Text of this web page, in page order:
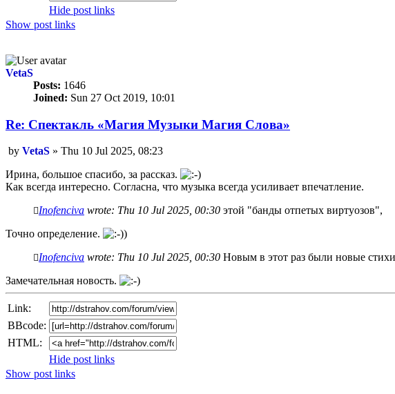
Hide post links
Show post links
VetaS
Posts: 1646
Joined: Sun 27 Oct 2019, 10:01
Re: Спектакль «Магия Mузыки Магия Cлова»
Unread
by VetaS » Thu 10 Jul 2025, 08:23
Ирина, большое спасибо, за рассказ.
Как всегда интересно. Согласна, что музыка всегда усиливает впечатление.
Inofenciva wrote: Thu 10 Jul 2025, 00:30 этой "банды отпетых виртуозов",
Точно определение.
Inofenciva wrote: Thu 10 Jul 2025, 00:30 Новым в этот раз были новые
Замечательная новость.
Link:
BBcode:
HTML:
Hide post links
Show post links